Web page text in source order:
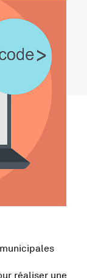
réaliser une